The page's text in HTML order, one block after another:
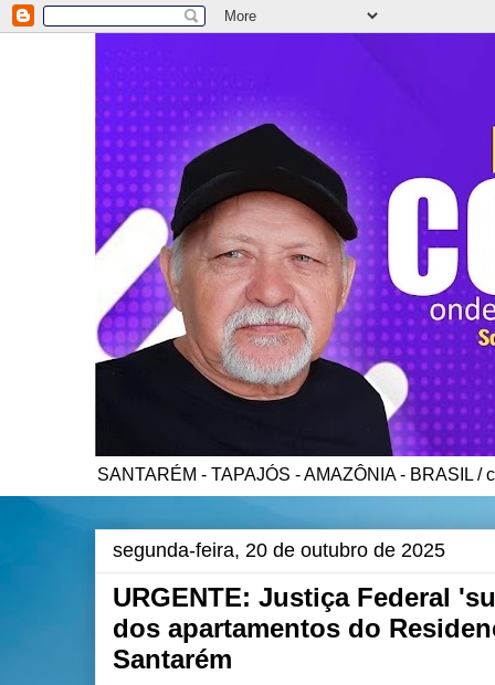
SANTARÉM - TAPAJÓS - AMAZÔNIA - BRASIL /
segunda-feira, 20 de outubro de 2025
URGENTE: Justiça Federal
dos apartamentos do
Santarém